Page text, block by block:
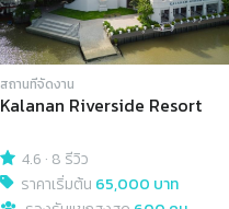
สถานที่จัดงาน
Kalanan Riverside Resort
4.6 · 8 รีวิว
ราคาเริ่มต้น 65,000 บาท